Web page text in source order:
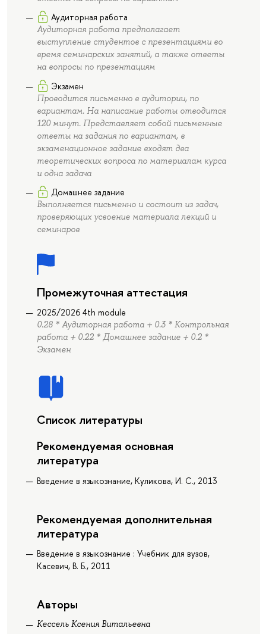
Аудиторная работа
Аудиторная работа предполагает
выступление студентов с презентациями во
время семинарских занятий, а также ответы
на вопросы по презентациям
Экзамен
Проводится письменно в аудитории, по
вариантам. На написание работы отводится
120 минут. Представляет собой письменные
ответы на задания по вариантам, в
экзаменационное задание входят два
теоретических вопроса по материалам курса
и одна задача
Домашнее задание
Выполняется письменно и состоит из задач,
проверяющих усвоение материала лекций и
семинаров
Промежуточная аттестация
2025/2026 4th module
0.28 * Аудиторная работа + 0.3 * Контрольная
работа + 0.22 * Домашнее задание + 0.2 *
Экзамен
Список литературы
Рекомендуемая основная
литература
Введение в языкознание, Куликова, И. С., 2013
Рекомендуемая дополнительная
литература
Введение в языкознание : Учебник для вузов,
Касевич, В. Б., 2011
Авторы
Кессель Ксения Витальевна